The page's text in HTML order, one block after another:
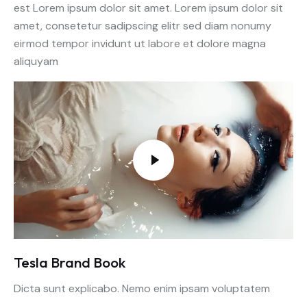
est Lorem ipsum dolor sit amet. Lorem ipsum dolor sit
amet, consetetur sadipscing elitr sed diam nonumy
eirmod tempor invidunt ut labore et dolore magna
aliquyam
Tesla Brand Book
Dicta sunt explicabo. Nemo enim ipsam voluptatem